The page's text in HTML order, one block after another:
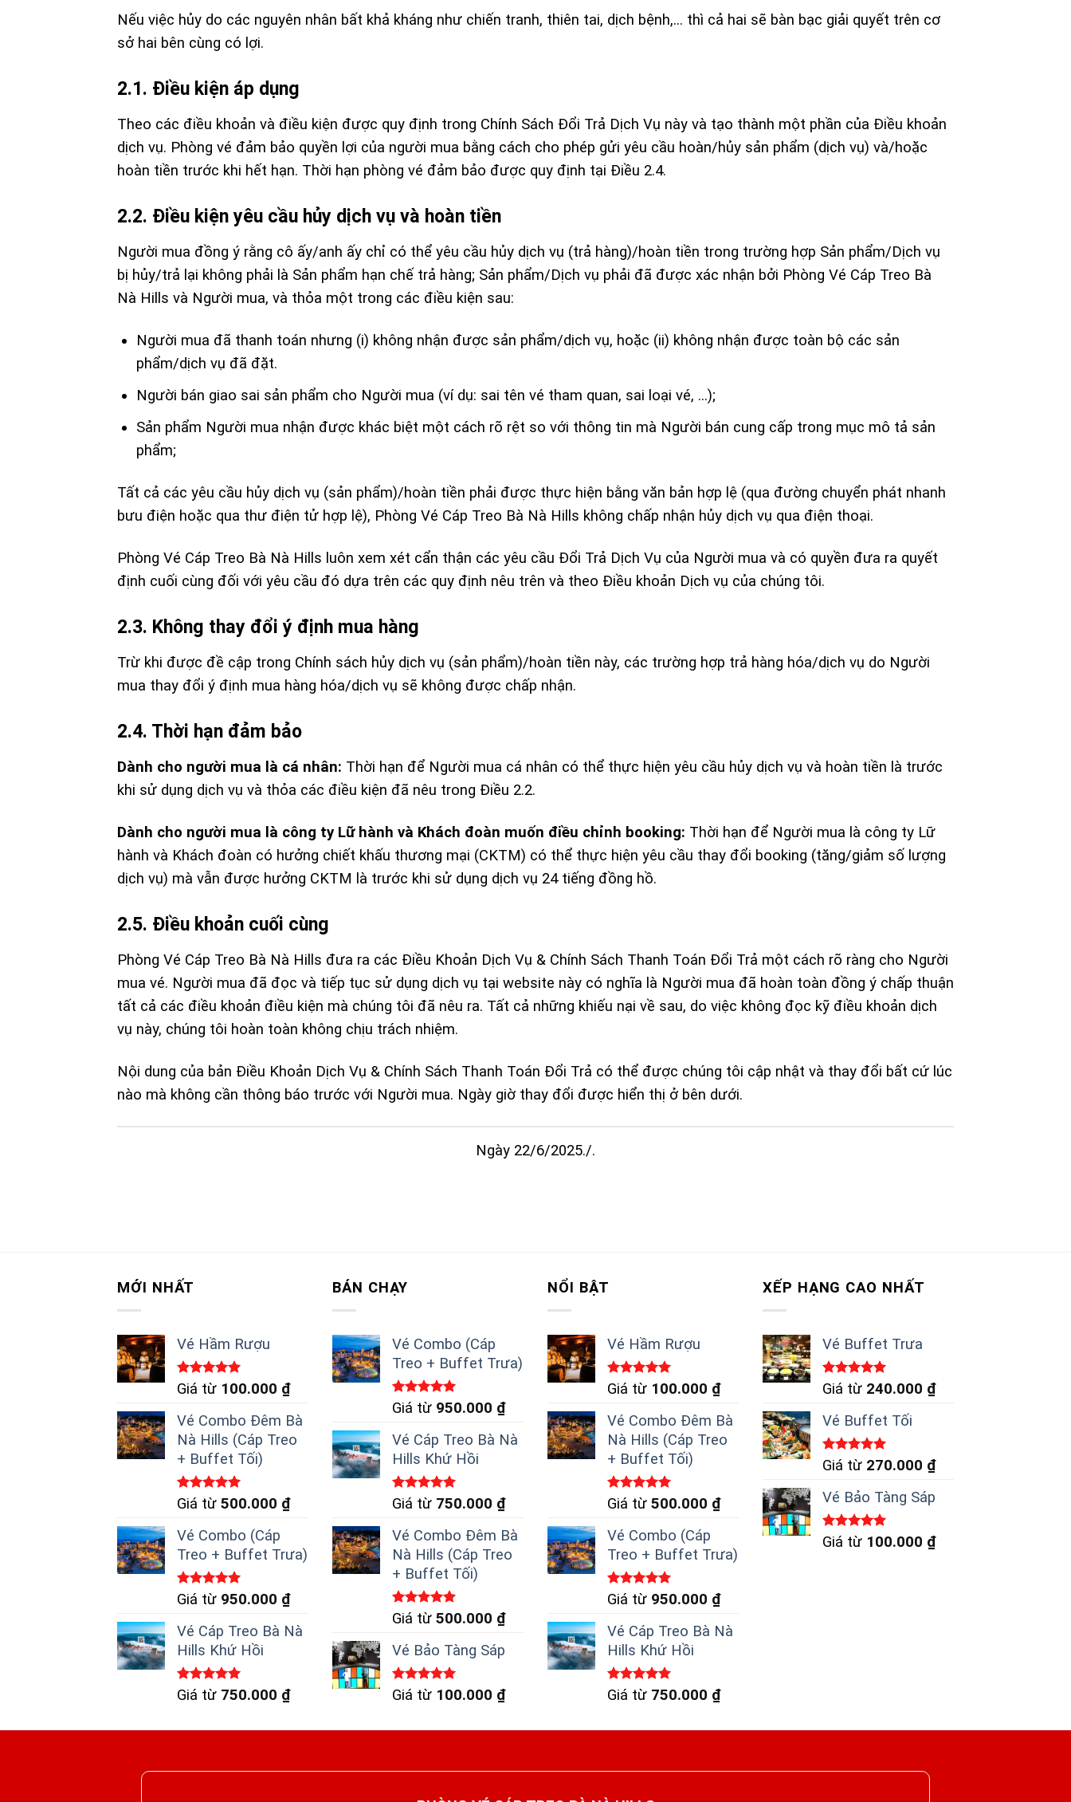
Nếu việc hủy do các nguyên nhân bất khả kháng như chiến tranh, thiên tai, dịch bệnh,… thì cả hai sẽ bàn bạc giải quyết trên cơ
sở hai bên cùng có lợi.
2.1. Điều kiện áp dụng
Theo các điều khoản và điều kiện được quy định trong Chính Sách Đổi Trả Dịch Vụ này và tạo thành một phần của Điều khoản
dịch vụ. Phòng vé đảm bảo quyền lợi của người mua bằng cách cho phép gửi yêu cầu hoàn/hủy sản phẩm (dịch vụ) và/hoặc
hoàn tiền trước khi hết hạn. Thời hạn phòng vé đảm bảo được quy định tại Điều 2.4.
2.2. Điều kiện yêu cầu hủy dịch vụ và hoàn tiền
Người mua đồng ý rằng cô ấy/anh ấy chỉ có thể yêu cầu hủy dịch vụ (trả hàng)/hoàn tiền trong trường hợp Sản phẩm/Dịch vụ
bị hủy/trả lại không phải là Sản phẩm hạn chế trả hàng; Sản phẩm/Dịch vụ phải đã được xác nhận bởi Phòng Vé Cáp Treo Bà
Nà Hills và Người mua, và thỏa một trong các điều kiện sau:
Người mua đã thanh toán nhưng (i) không nhận được sản phẩm/dịch vụ, hoặc (ii) không nhận được toàn bộ các sản
phẩm/dịch vụ đã đặt.
Người bán giao sai sản phẩm cho Người mua (ví dụ: sai tên vé tham quan, sai loại vé, …);
Sản phẩm Người mua nhận được khác biệt một cách rõ rệt so với thông tin mà Người bán cung cấp trong mục mô tả sản
phẩm;
Tất cả các yêu cầu hủy dịch vụ (sản phẩm)/hoàn tiền phải được thực hiện bằng văn bản hợp lệ (qua đường chuyển phát nhanh
bưu điện hoặc qua thư điện tử hợp lệ), Phòng Vé Cáp Treo Bà Nà Hills không chấp nhận hủy dịch vụ qua điện thoại.
Phòng Vé Cáp Treo Bà Nà Hills luôn xem xét cẩn thận các yêu cầu Đổi Trả Dịch Vụ của Người mua và có quyền đưa ra quyết
định cuối cùng đối với yêu cầu đó dựa trên các quy định nêu trên và theo Điều khoản Dịch vụ của chúng tôi.
2.3. Không thay đổi ý định mua hàng
Trừ khi được đề cập trong Chính sách hủy dịch vụ (sản phẩm)/hoàn tiền này, các trường hợp trả hàng hóa/dịch vụ do Người
mua thay đổi ý định mua hàng hóa/dịch vụ sẽ không được chấp nhận.
2.4. Thời hạn đảm bảo
Dành cho người mua là cá nhân: Thời hạn để Người mua cá nhân có thể thực hiện yêu cầu hủy dịch vụ và hoàn tiền là trước
khi sử dụng dịch vụ và thỏa các điều kiện đã nêu trong Điều 2.2.
Dành cho người mua là công ty Lữ hành và Khách đoàn muốn điều chỉnh booking: Thời hạn để Người mua là công ty Lữ
hành và Khách đoàn có hưởng chiết khấu thương mại (CKTM) có thể thực hiện yêu cầu thay đổi booking (tăng/giảm số lượng
dịch vụ) mà vẫn được hưởng CKTM là trước khi sử dụng dịch vụ 24 tiếng đồng hồ.
2.5. Điều khoản cuối cùng
Phòng Vé Cáp Treo Bà Nà Hills đưa ra các Điều Khoản Dịch Vụ & Chính Sách Thanh Toán Đổi Trả một cách rõ ràng cho Người
mua vé. Người mua đã đọc và tiếp tục sử dụng dịch vụ tại website này có nghĩa là Người mua đã hoàn toàn đồng ý chấp thuận
tất cả các điều khoản điều kiện mà chúng tôi đã nêu ra. Tất cả những khiếu nại về sau, do việc không đọc kỹ điều khoản dịch
vụ này, chúng tôi hoàn toàn không chịu trách nhiệm.
Nội dung của bản Điều Khoản Dịch Vụ & Chính Sách Thanh Toán Đổi Trả có thể được chúng tôi cập nhật và thay đổi bất cứ lúc
nào mà không cần thông báo trước với Người mua. Ngày giờ thay đổi được hiển thị ở bên dưới.
Ngày 22/6/2025./.
MỚI NHẤT
Vé Hầm Rượu
Được xếp
hạng5.00
Giá từ 100.000 ₫
Vé Combo Đêm Bà
Nà Hills (Cáp Treo
+ Buffet Tối)
Được xếp
hạng5.00
Giá từ 500.000 ₫
Vé Combo (Cáp
Treo + Buffet Trưa)
Được xếp
hạng5.00
Giá từ 950.000 ₫
Vé Cáp Treo Bà Nà
Hills Khứ Hồi
Được xếp
hạng5.00
Giá từ 750.000 ₫
BÁN CHẠY
Vé Combo (Cáp
Treo + Buffet Trưa)
Được xếp
hạng5.00
Giá từ 950.000 ₫
Vé Cáp Treo Bà Nà
Hills Khứ Hồi
Được xếp
hạng5.00
Giá từ 750.000 ₫
Vé Combo Đêm Bà
Nà Hills (Cáp Treo
+ Buffet Tối)
Được xếp
hạng5.00
Giá từ 500.000 ₫
Vé Bảo Tàng Sáp
Được xếp
hạng5.00
Giá từ 100.000 ₫
NỔI BẬT
Vé Hầm Rượu
Được xếp
hạng5.00
Giá từ 100.000 ₫
Vé Combo Đêm Bà
Nà Hills (Cáp Treo
+ Buffet Tối)
Được xếp
hạng5.00
Giá từ 500.000 ₫
Vé Combo (Cáp
Treo + Buffet Trưa)
Được xếp
hạng5.00
Giá từ 950.000 ₫
Vé Cáp Treo Bà Nà
Hills Khứ Hồi
Được xếp
hạng5.00
Giá từ 750.000 ₫
XẾP HẠNG CAO NHẤT
Vé Buffet Trưa
Được xếp
hạng5.00
Giá từ 240.000 ₫
Vé Buffet Tối
Được xếp
hạng5.00
Giá từ 270.000 ₫
Vé Bảo Tàng Sáp
Được xếp
hạng5.00
Giá từ 100.000 ₫